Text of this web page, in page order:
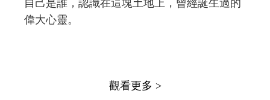
自己是誰，認識在這塊土地上，曾經誕生過的
偉大心靈。
觀看更多 >